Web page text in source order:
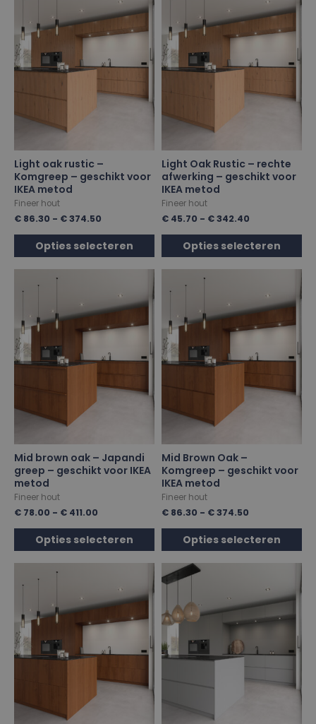
Light oak rustic –
Komgreep – geschikt voor
IKEA metod
Fineer hout
€ 86.30 - €374.50
Opties selecteren
Light Oak Rustic – rechte
afwerking – geschikt voor
IKEA metod
Fineer hout
€ 45.70 - €342.40
Opties selecteren
Mid brown oak – Japandi
greep – geschikt voor IKEA
metod
Fineer hout
€ 78.00 - € 411.00
Opties selecteren
Mid Brown Oak –
Komgreep – geschikt voor
IKEA metod
Fineer hout
€ 86.30 - €374.50
Opties selecteren